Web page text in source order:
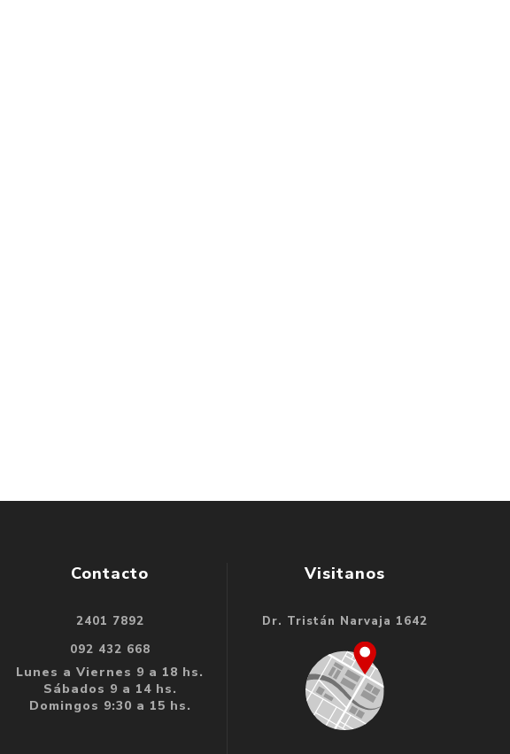
Contacto
2401 7892
092 432 668
Lunes a Viernes 9 a 18 hs.
Sábados 9 a 14 hs.
Domingos 9:30 a 15 hs.
Visitanos
Dr. Tristán Narvaja 1642